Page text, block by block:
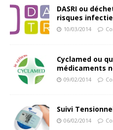
DASRI ou
risques
10/03/2014
Cyclamed ou
médicaments
09/02/2014
Suivi
06/02/2014